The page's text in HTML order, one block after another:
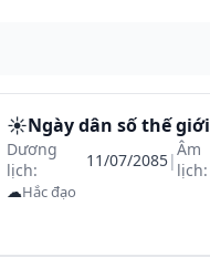
☀️Ngày dân số thế giới
Dương
lịch:
11/07/2085|Âm
lịch:
☁Hắc đạo